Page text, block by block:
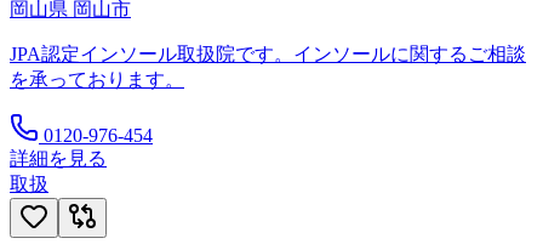
岡山県 岡山市
JPA認定インソール取扱院です。インソールに関するご相談
を承っております。
0120-976-454
詳細を見る
取扱